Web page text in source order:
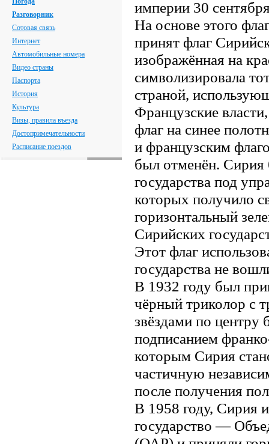
Разговорник
Сотовая связь
Интернет
Автомобильные номера
Видео страны
Паспорта
История
Культура
Визы, правила въезда
Достопримечательности
Расписание поездов
империи 30
На основе этого
принят флаг
изображённая на
символизировала
страной,
Французские
флаг на синее
и французским
был отменён. Сирия
государства под
которых получило
горизонтальный
Сирийских
Этот флаг
государства не
В 1932 году был
чёрный триколор с
звёздами по центру
подписанием
которым Сирия
частичную
после получения
В 1958 году, Сирия
государство —